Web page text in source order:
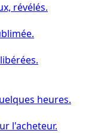
révélés.
heures.
l'acheteur.